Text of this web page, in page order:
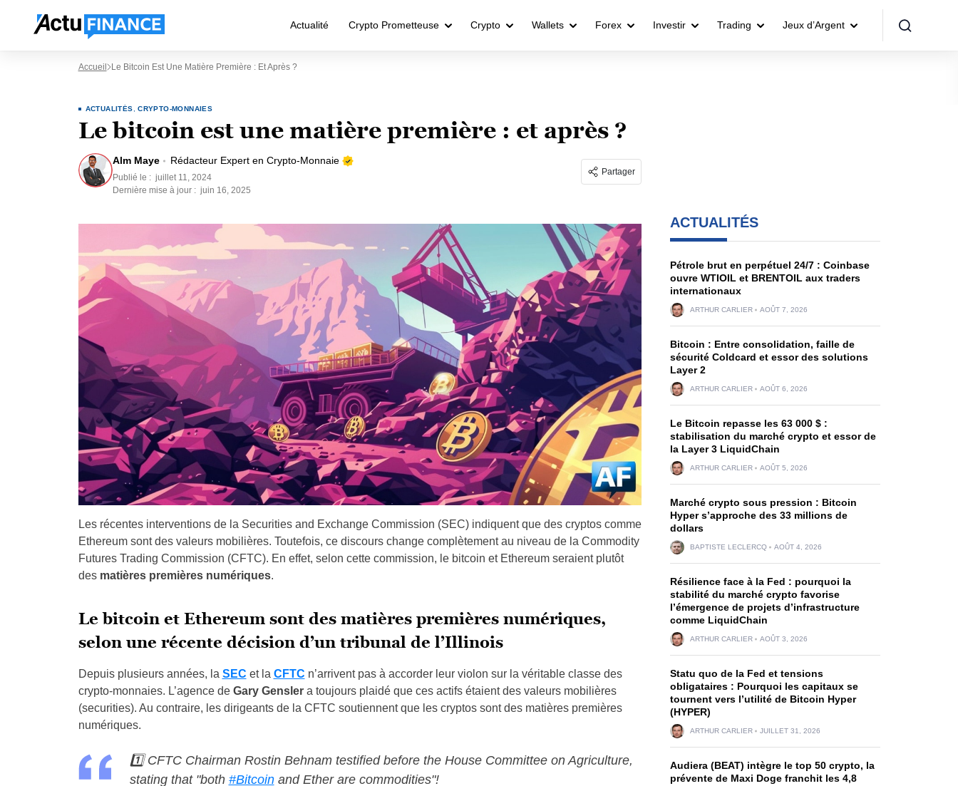
Actualité Crypto Prometteuse Crypto Wallets Forex Investir Trading Jeux d’Argent
Accueil Le Bitcoin Est Une Matière Première : Et Après ?
ACTUALITÉS ,CRYPTO-MONNAIES
Le bitcoin est une matière première : et après ?
Alm Maye Rédacteur Expert en Crypto-Monnaie
Publié le : juillet 11, 2024
Dernière mise à jour : juin 16, 2025
Partager
Les récentes interventions de la Securities and Exchange Commission (SEC) indiquent que des cryptos comme
Ethereum sont des valeurs mobilières. Toutefois, ce discours change complètement au niveau de la Commodity
Futures Trading Commission (CFTC). En effet, selon cette commission, le bitcoin et Ethereum seraient plutôt
des matières premières numériques.
Le bitcoin et Ethereum sont des matières premières numériques,
selon une récente décision d’un tribunal de l’Illinois
Depuis plusieurs années, la SEC et la CFTC n’arrivent pas à accorder leur violon sur la véritable classe des
crypto-monnaies. L’agence deGary Gensler a toujours plaidé que ces actifs étaient des valeurs mobilières
(securities). Au contraire, les dirigeants de la CFTC soutiennent que les cryptos sont des matières premières
numériques.
1️⃣ CFTC Chairman Rostin Behnam testified before the House Committee on Agriculture,
stating that "both #Bitcoinand Ether are commodities"!
ACTUALITÉS
Pétrole brut en perpétuel 24/7 : Coinbase
ouvre WTIOIL et BRENTOIL aux traders
internationaux
ARTHUR CARLIER AOÛT 7, 2026
Bitcoin : Entre consolidation, faille de
sécurité Coldcard et essor des solutions
Layer 2
ARTHUR CARLIER AOÛT 6, 2026
Le Bitcoin repasse les 63 000 $ :
stabilisation du marché crypto et essor de
la Layer 3 LiquidChain
ARTHUR CARLIER AOÛT 5, 2026
Marché crypto sous pression : Bitcoin
Hyper s’approche des 33 millions de
dollars
BAPTISTE LECLERCQ AOÛT 4, 2026
Résilience face à la Fed : pourquoi la
stabilité du marché crypto favorise
l’émergence de projets d’infrastructure
comme LiquidChain
ARTHUR CARLIER AOÛT 3, 2026
Statu quo de la Fed et tensions
obligataires : Pourquoi les capitaux se
tournent vers l’utilité de Bitcoin Hyper
(HYPER)
ARTHUR CARLIER JUILLET 31, 2026
Audiera (BEAT) intègre le top 50 crypto, la
prévente de Maxi Doge franchit les 4,8